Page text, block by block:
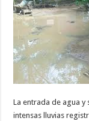
La entrada de agua
intensas lluvias